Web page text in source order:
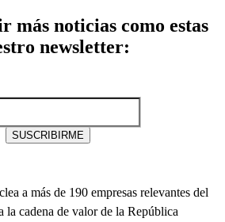
más noticias como estas
newsletter:
SUSCRIBIRME
a más de 190 empresas relevantes del
cadena de valor de la República